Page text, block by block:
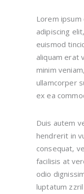
Lorem
adipiscing
euismod
aliquam erat
minim
ullamcorper
ex ea
Duis autem
hendrerit in
consequat,
facilisis at
odio
luptatum